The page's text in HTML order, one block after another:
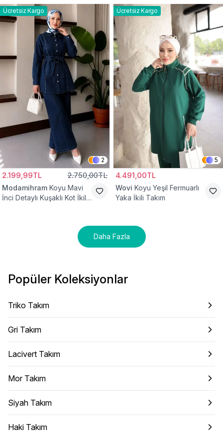
Ücretsiz Kargo
2
2.199,99TL 2.750,00TL
Modamihram Koyu Mavi
İnci Detaylı Kuşaklı Kot İkili
Ücretsiz Kargo
5
4.491,00TL
Wovi Koyu Yeşil Fermuarlı
Yaka İkili Takım
Daha Fazla
Popüler Koleksiyonlar
Triko Takım
Gri Takım
Lacivert Takım
Mor Takım
Siyah Takım
Haki Takım